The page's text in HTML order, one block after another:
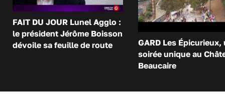
FAIT DU JOUR Lunel Agglo :
le président Jérôme Boisson
dévoile sa feuille de route
GARD Les Épicurieux,
soirée unique au
Beaucaire